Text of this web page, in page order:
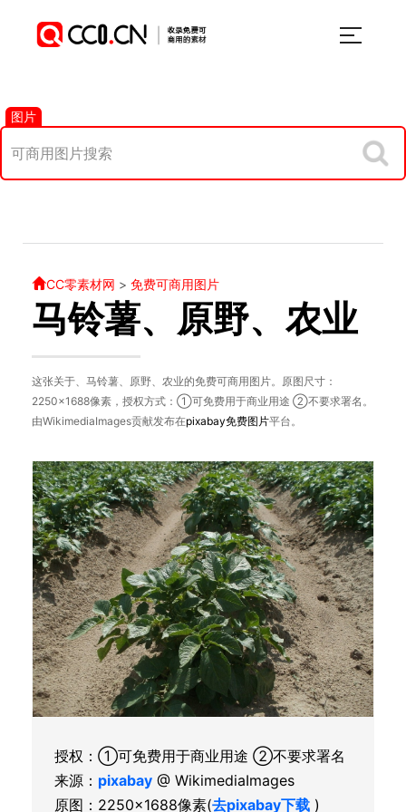
图片
CC零素材网 > 免费可商用图片
马铃薯、原野、农业
这张关于、马铃薯、原野、农业的免费可商用图片。原图尺寸：
2250×1688像素，授权方式：①可免费用于商业用途 ②不要求署名。
由WikimediaImages贡献发布在pixabay免费图片平台。
授权：①可免费用于商业用途 ②不要求署名
来源： pixabay @ WikimediaImages
原图：2250×1688像素(去pixabay下载 )